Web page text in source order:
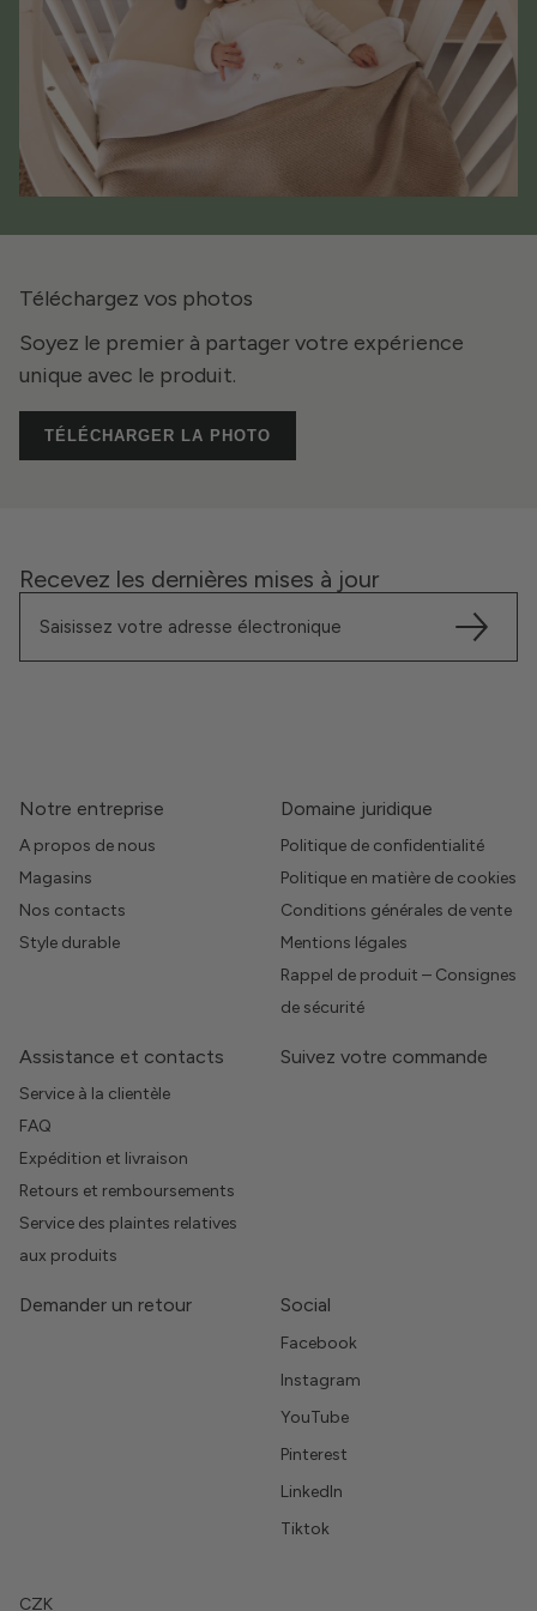
Téléchargez vos photos
Soyez le premier à partager votre expérience
unique avec le produit.
TÉLÉCHARGER LA PHOTO
Recevez les dernières mises à jour
Notre entreprise
A propos de nous
Magasins
Nos contacts
Style durable
Domaine juridique
Politique de confidentialité
Politique en matière de cookies
Conditions générales de vente
Mentions légales
Rappel de produit – Consignes
de sécurité
Assistance et contacts
Service à la clientèle
FAQ
Expédition et livraison
Retours et remboursements
Service des plaintes relatives
aux produits
Suivez votre commande
Demander un retour Social
Facebook
Instagram
YouTube
Pinterest
LinkedIn
Tiktok
CZK